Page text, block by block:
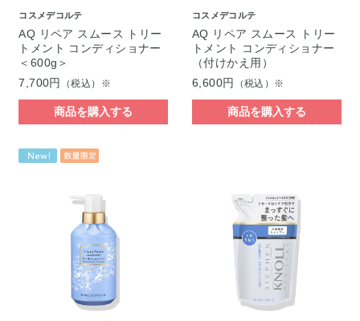
コスメデコルテ
AQ リペア スムース トリー
トメント コンディショナー
＜600g＞
7,700円
（税込）※
商品を購入する
コスメデコルテ
AQ リペア スムース トリー
トメント コンディショナー
（付けかえ用）
6,600円
（税込）※
商品を購入する